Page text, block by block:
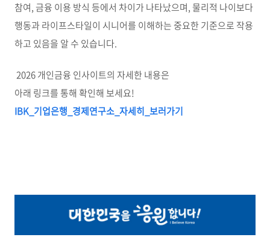
참여, 금융 이용 방식 등에서 차이가 나타났으며, 물리적 나이보다
행동과 라이프스타일이 시니어를 이해하는 중요한 기준으로 작용
하고 있음을 알 수 있습니다.
2026 개인금융 인사이트의 자세한 내용은
아래 링크를 통해 확인해 보세요!
IBK_ 기업은행_ 경제연구소_ 자세히_ 보러가기